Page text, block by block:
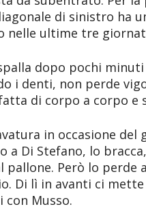
di sinistro ha
nelle ultime tre
dopo pochi
i denti, non perde
di corpo a corpo e
in occasione del
a Di Stefano, lo
pallone. Però lo
Di lì in avanti ci
Musso.